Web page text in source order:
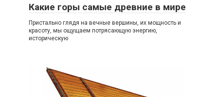
Какие горы самые древние в мире
Пристально глядя на вечные вершины, их мощность и
красоту, мы ощущаем потрясающую энергию,
историческую